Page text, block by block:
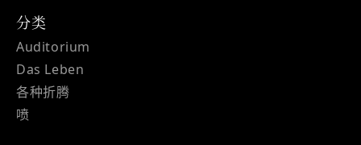
分类
Auditorium
Das Leben
各种折腾
喷